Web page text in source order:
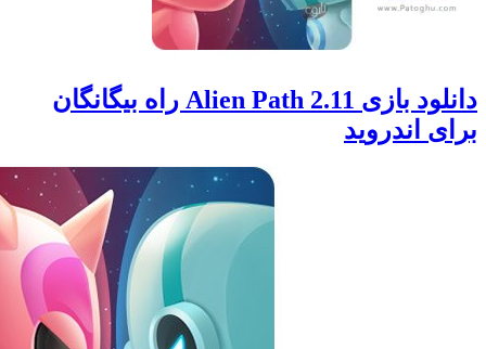
دانلود بازی Alien Path 2.11 راه بیگانگان
اندروید